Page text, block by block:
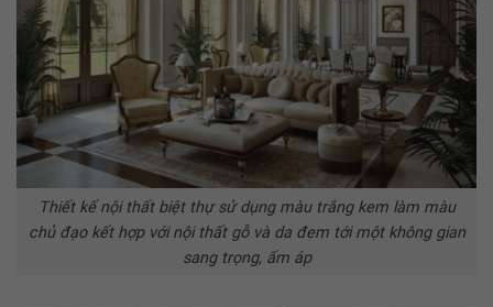
Thiết kế nội thất biệt thự sử dụng màu trắng kem làm màu
chủ đạo kết hợp với nội thất gỗ và da đem tới một không gian
sang trọng, ấm áp